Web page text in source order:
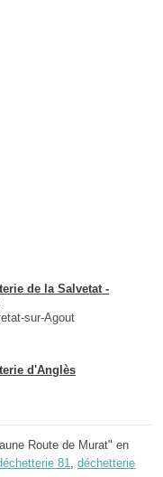
de la Salvetat -
sur-Agout
d'Anglès
Route de Murat" en
81, déchetterie